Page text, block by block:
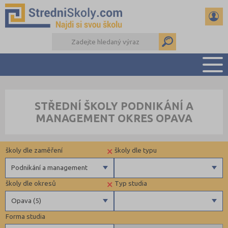
PŘÍPRAVA NA PŘIJÍMAČKY
DŮLEŽITÉ TERMÍNY
DALŠÍ DRUHY ŠKOL
STŘEDNÍ ŠKOLY PODNIKÁNÍ A
MANAGEMENT OKRES OPAVA
Forma studia
Typ studia
×
Opava (5)
školy dle okresů
Benešov (1)
školy dle typu
Privátní
×
Podnikání a management
školy dle zaměření
Gymnázia
4 letá gymnázia
6 letá gymnázia